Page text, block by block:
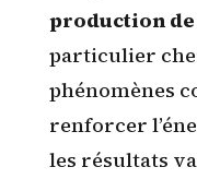
production
particulier
phénomènes
renforcer
les résultats